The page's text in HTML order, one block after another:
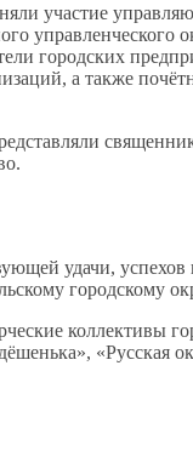
участие
городских
а также
удачи,
городскому
коллективы
«Русская